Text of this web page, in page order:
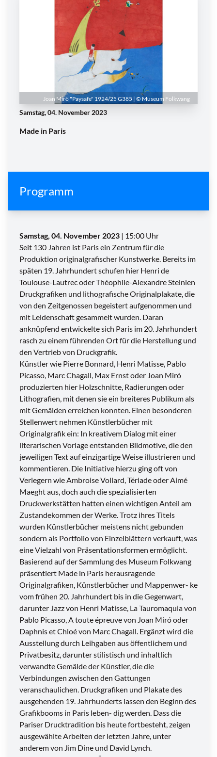
Joan Mirò "Paysafe" 1924/25 G385 | © Museum Folkwang
Samstag, 04. November 2023
Made in Paris
Programm
Samstag, 04. November 2023 | 15:00 Uhr
Seit 130 Jahren ist Paris ein Zentrum für die
Produktion originalgrafischer Kunstwerke. Bereits im
späten 19. Jahrhundert schufen hier Henri de
Toulouse-Lautrec oder Théophile-Alexandre Steinlen
Druckgrafiken und lithografische Originalplakate, die
von den Zeitgenossen begeistert aufgenommen und
mit Leidenschaft gesammelt wurden. Daran
anknüpfend entwickelte sich Paris im 20. Jahrhundert
rasch zu einem führenden Ort für die Herstellung und
den Vertrieb von Druckgrafik.
Künstler wie Pierre Bonnard, Henri Matisse, Pablo
Picasso, Marc Chagall, Max Ernst oder Joan Miró
produzierten hier Holzschnitte, Radierungen oder
Lithografien, mit denen sie ein breiteres Publikum als
mit Gemälden erreichen konnten. Einen besonderen
Stellenwert nehmen Künstlerbücher mit
Originalgrafik ein: In kreativem Dialog mit einer
literarischen Vorlage entstanden Bildmotive, die den
jeweiligen Text auf einzigartige Weise illustrieren und
kommentieren. Die Initiative hierzu ging oft von
Verlegern wie Ambroise Vollard, Tériade oder Aimé
Maeght aus, doch auch die spezialisierten
Druckwerkstätten hatten einen wichtigen Anteil am
Zustandekommen der Werke. Trotz ihres Titels
wurden Künstlerbücher meistens nicht gebunden
sondern als Portfolio von Einzelblättern verkauft, was
eine Vielzahl von Präsentationsformen ermöglicht.
Basierend auf der Sammlung des Museum Folkwang
präsentiert Made in Paris herausragende
Originalgrafiken, Künstlerbücher und Mappenwer- ke
vom frühen 20. Jahrhundert bis in die Gegenwart,
darunter Jazz von Henri Matisse, La Tauromaquia von
Pablo Picasso, A toute épreuve von Joan Miró oder
Daphnis et Chloé von Marc Chagall. Ergänzt wird die
Ausstellung durch Leihgaben aus öffentlichem und
Privatbesitz, darunter stilistisch und inhaltlich
verwandte Gemälde der Künstler, die die
Verbindungen zwischen den Gattungen
veranschaulichen. Druckgrafiken und Plakate des
ausgehenden 19. Jahrhunderts lassen den Beginn des
Grafikbooms in Paris leben- dig werden. Dass die
Pariser Drucktradition bis heute fortbesteht, zeigen
ausgewählte Arbeiten der letzten Jahre, unter
anderem von Jim Dine und David Lynch.